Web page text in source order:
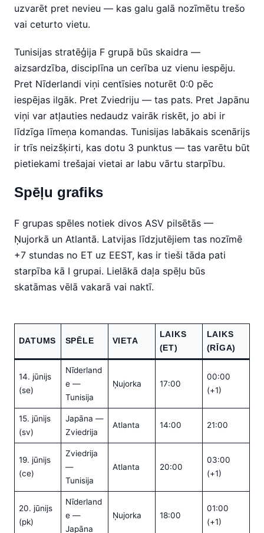
uzvarēt pret nevieu — kas galu galā nozīmētu trešo
vai ceturto vietu.
Tunisijas stratēģija F grupā būs skaidra —
aizsardzība, disciplīna un cerība uz vienu iespēju.
Pret Nīderlandi viņi centīsies noturēt 0:0 pēc
iespējas ilgāk. Pret Zviedriju — tas pats. Pret Japānu
viņi var atļauties nedaudz vairāk riskēt, jo abi ir
līdzīga līmeņa komandas. Tunisijas labākais scenārijs
ir trīs neizšķirti, kas dotu 3 punktus — tas varētu būt
pietiekami trešajai vietai ar labu vārtu starpību.
Spēļu grafiks
F grupas spēles notiek divos ASV pilsētās —
Ņujorkā un Atlantā. Latvijas līdzjutējiem tas nozīmē
+7 stundas no ET uz EEST, kas ir tieši tāda pati
starpība kā I grupai. Lielākā daļa spēļu būs
skatāmas vēlā vakarā vai naktī.
DATUMS SPĒLE VIETA
LAIKS
(ET)
LAIKS
(RĪGA)
14. jūnijs
(se)
Nīderland
e —
Tunisija
Ņujorka 17:00
00:00
(+1)
15. jūnijs
(sv)
Japāna —
Zviedrija
Atlanta 14:00 21:00
19. jūnijs
(ce)
Zviedrija
—
Tunisija
Atlanta 20:00
03:00
(+1)
20. jūnijs
(pk)
Nīderland
e —
Japāna
Ņujorka 18:00
01:00
(+1)